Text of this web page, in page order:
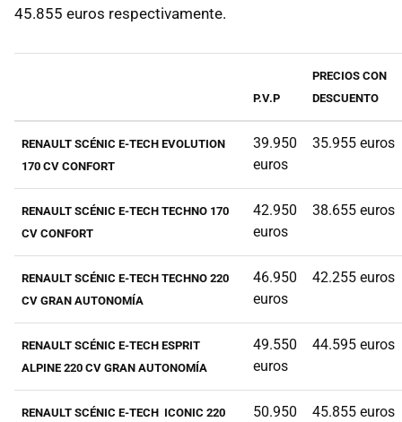
45.855 euros respectivamente.
P.V.P
PRECIOS CON
DESCUENTO
RENAULT SCÉNIC E-TECH EVOLUTION
170 CV CONFORT
39.950
euros
35.955 euros
RENAULT SCÉNIC E-TECH TECHNO 170
CV CONFORT
42.950
euros
38.655 euros
RENAULT SCÉNIC E-TECH TECHNO 220
CV GRAN AUTONOMÍA
46.950
euros
42.255 euros
RENAULT SCÉNIC E-TECH ESPRIT
ALPINE 220 CV GRAN AUTONOMÍA
49.550
euros
44.595 euros
RENAULT SCÉNIC E-TECH ICONIC 220
50.950
45.855 euros